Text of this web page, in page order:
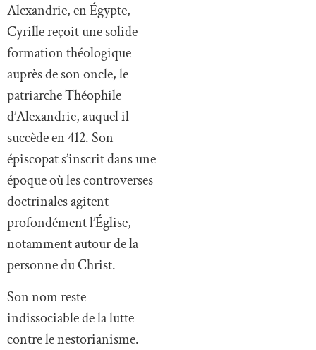
Alexandrie, en Égypte,
Cyrille reçoit une solide
formation théologique
auprès de son oncle, le
patriarche Théophile
d’Alexandrie, auquel il
succède en 412. Son
épiscopat s’inscrit dans une
époque où les controverses
doctrinales agitent
profondément l’Église,
notamment autour de la
personne du Christ.
Son nom reste
indissociable de la lutte
contre le nestorianisme.